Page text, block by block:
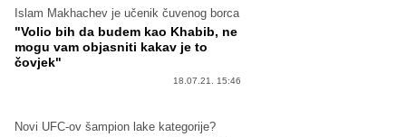
Islam Makhachev je učenik čuvenog borca
"Volio bih da budem kao Khabib, ne
mogu vam objasniti kakav je to
čovjek"
18.07.21. 15:46
Novi UFC-ov šampion lake kategorije?